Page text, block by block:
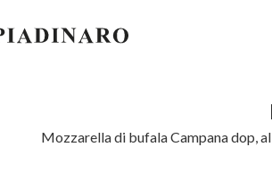
Mozzarella di bufala Campana dop,